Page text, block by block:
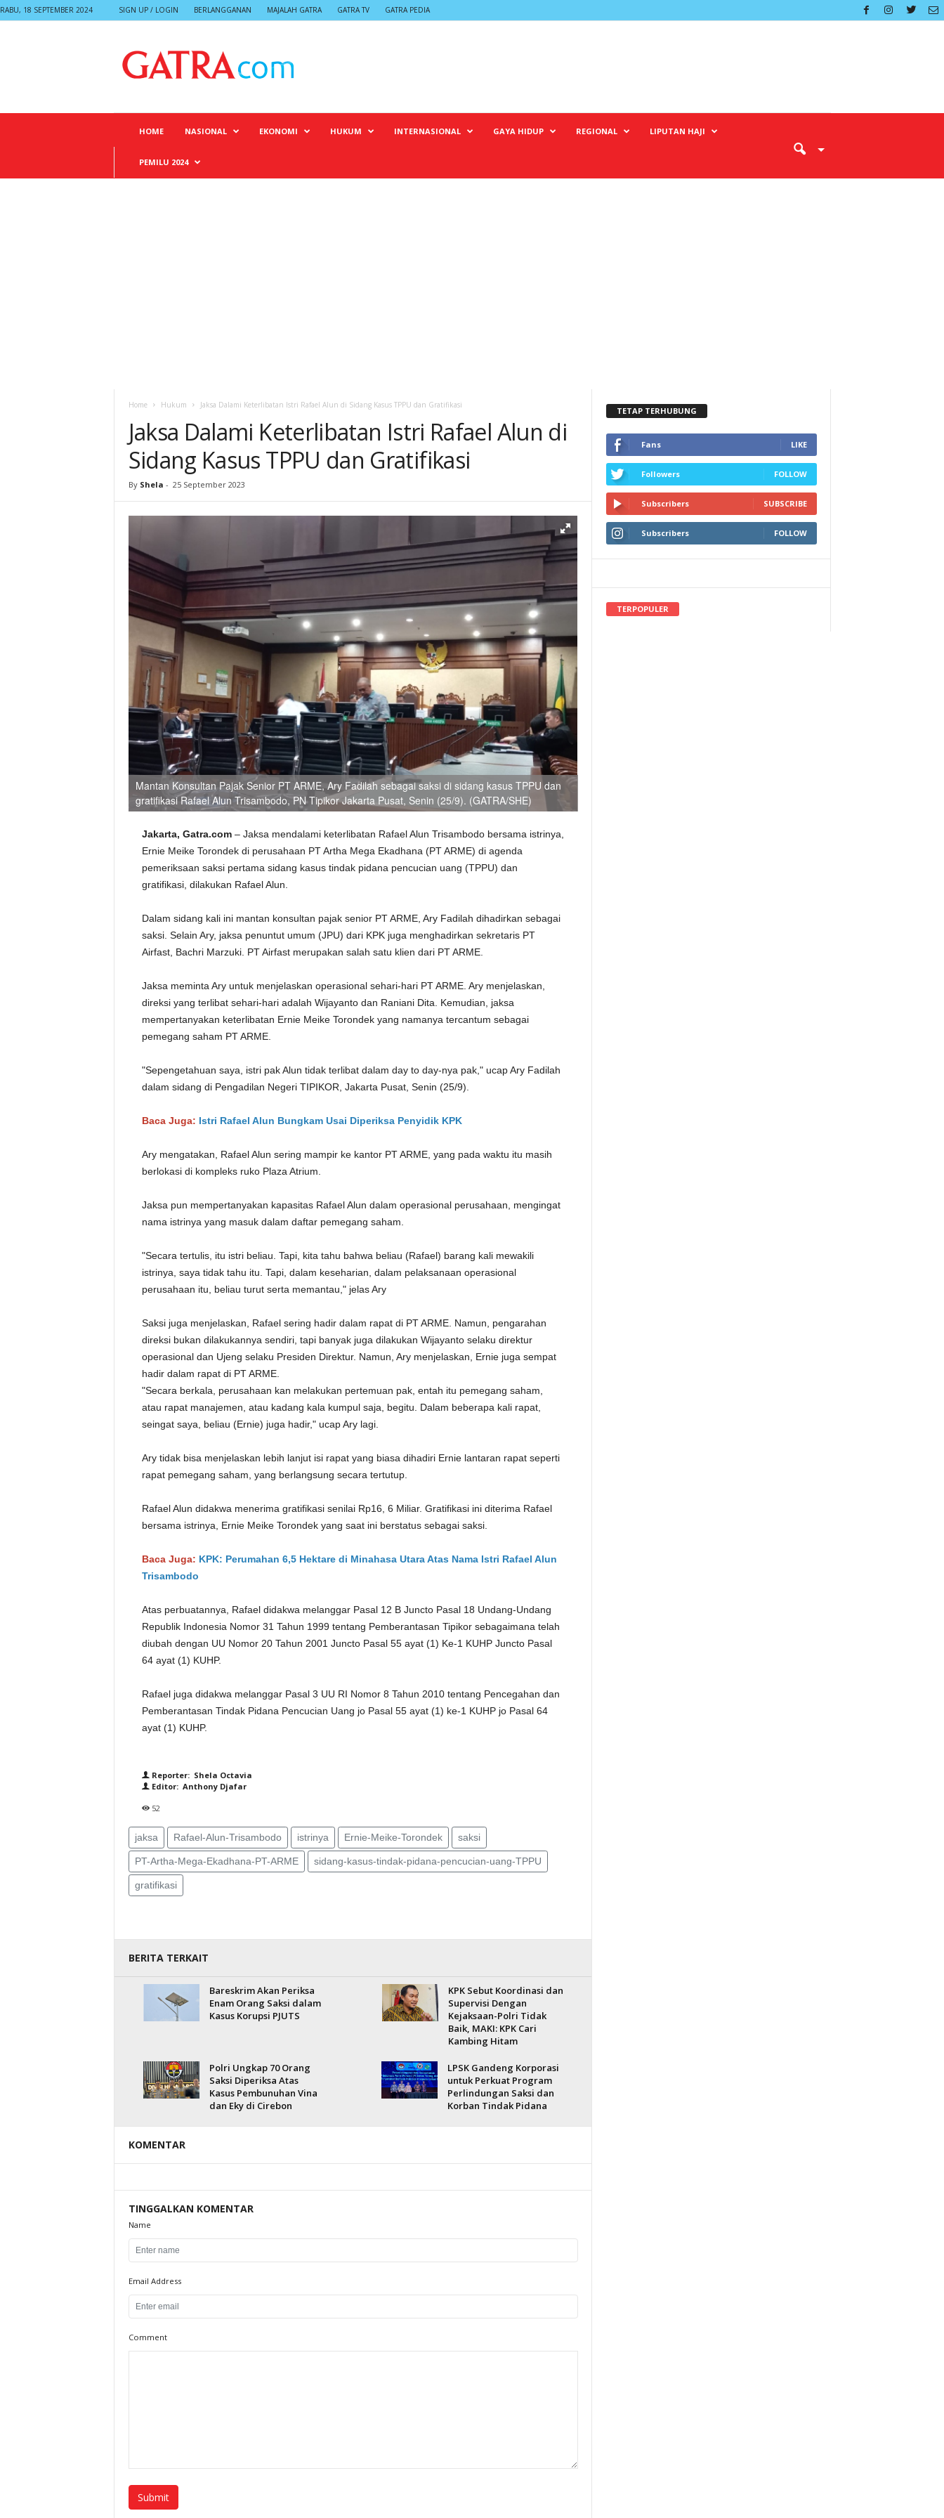
RABU, 18 SEPTEMBER 2024 SIGN UP / LOGIN BERLANGGANAN MAJALAH GATRA GATRA TV GATRA PEDIA
HOME NASIONAL EKONOMI HUKUM INTERNASIONAL GAYA HIDUP REGIONAL LIPUTAN HAJI
PEMILU 2024
Home Hukum Jaksa Dalami Keterlibatan Istri Rafael Alun di Sidang Kasus TPPU dan Gratifikasi
Jaksa Dalami Keterlibatan Istri Rafael Alun di
Sidang Kasus TPPU dan Gratifikasi
By Shela - 25 September 2023
Mantan Konsultan Pajak Senior PT ARME, Ary Fadilah sebagai saksi di sidang kasus TPPU dan
gratifikasi Rafael Alun Trisambodo, PN Tipikor Jakarta Pusat, Senin (25/9). (GATRA/SHE)
Jakarta, Gatra.com – Jaksa mendalami keterlibatan Rafael Alun Trisambodo bersama istrinya,
Ernie Meike Torondek di perusahaan PT Artha Mega Ekadhana (PT ARME) di agenda
pemeriksaan saksi pertama sidang kasus tindak pidana pencucian uang (TPPU) dan
gratifikasi, dilakukan Rafael Alun.
Dalam sidang kali ini mantan konsultan pajak senior PT ARME, Ary Fadilah dihadirkan sebagai
saksi. Selain Ary, jaksa penuntut umum (JPU) dari KPK juga menghadirkan sekretaris PT
Airfast, Bachri Marzuki. PT Airfast merupakan salah satu klien dari PT ARME.
Jaksa meminta Ary untuk menjelaskan operasional sehari-hari PT ARME. Ary menjelaskan,
direksi yang terlibat sehari-hari adalah Wijayanto dan Raniani Dita. Kemudian, jaksa
mempertanyakan keterlibatan Ernie Meike Torondek yang namanya tercantum sebagai
pemegang saham PT ARME.
"Sepengetahuan saya, istri pak Alun tidak terlibat dalam day to day-nya pak," ucap Ary Fadilah
dalam sidang di Pengadilan Negeri TIPIKOR, Jakarta Pusat, Senin (25/9).
Baca Juga: Istri Rafael Alun Bungkam Usai Diperiksa Penyidik KPK
Ary mengatakan, Rafael Alun sering mampir ke kantor PT ARME, yang pada waktu itu masih
berlokasi di kompleks ruko Plaza Atrium.
Jaksa pun mempertanyakan kapasitas Rafael Alun dalam operasional perusahaan, mengingat
nama istrinya yang masuk dalam daftar pemegang saham.
"Secara tertulis, itu istri beliau. Tapi, kita tahu bahwa beliau (Rafael) barang kali mewakili
istrinya, saya tidak tahu itu. Tapi, dalam keseharian, dalam pelaksanaan operasional
perusahaan itu, beliau turut serta memantau," jelas Ary
Saksi juga menjelaskan, Rafael sering hadir dalam rapat di PT ARME. Namun, pengarahan
direksi bukan dilakukannya sendiri, tapi banyak juga dilakukan Wijayanto selaku direktur
operasional dan Ujeng selaku Presiden Direktur. Namun, Ary menjelaskan, Ernie juga sempat
hadir dalam rapat di PT ARME.
"Secara berkala, perusahaan kan melakukan pertemuan pak, entah itu pemegang saham,
atau rapat manajemen, atau kadang kala kumpul saja, begitu. Dalam beberapa kali rapat,
seingat saya, beliau (Ernie) juga hadir," ucap Ary lagi.
Ary tidak bisa menjelaskan lebih lanjut isi rapat yang biasa dihadiri Ernie lantaran rapat seperti
rapat pemegang saham, yang berlangsung secara tertutup.
Rafael Alun didakwa menerima gratifikasi senilai Rp16, 6 Miliar. Gratifikasi ini diterima Rafael
bersama istrinya, Ernie Meike Torondek yang saat ini berstatus sebagai saksi.
Baca Juga: KPK: Perumahan 6,5 Hektare di Minahasa Utara Atas Nama Istri Rafael Alun
Trisambodo
Atas perbuatannya, Rafael didakwa melanggar Pasal 12 B Juncto Pasal 18 Undang-Undang
Republik Indonesia Nomor 31 Tahun 1999 tentang Pemberantasan Tipikor sebagaimana telah
diubah dengan UU Nomor 20 Tahun 2001 Juncto Pasal 55 ayat (1) Ke-1 KUHP Juncto Pasal
64 ayat (1) KUHP.
Rafael juga didakwa melanggar Pasal 3 UU RI Nomor 8 Tahun 2010 tentang Pencegahan dan
Pemberantasan Tindak Pidana Pencucian Uang jo Pasal 55 ayat (1) ke-1 KUHP jo Pasal 64
ayat (1) KUHP.
Reporter: Shela Octavia
Editor: Anthony Djafar
52
jaksa Rafael-Alun-Trisambodo istrinya Ernie-Meike-Torondek saksi
PT-Artha-Mega-Ekadhana-PT-ARME sidang-kasus-tindak-pidana-pencucian-uang-TPPU
gratifikasi
BERITA TERKAIT
Bareskrim Akan Periksa
Enam Orang Saksi dalam
Kasus Korupsi PJUTS
KPK Sebut Koordinasi dan
Supervisi Dengan
Kejaksaan-Polri Tidak
Baik, MAKI: KPK Cari
Kambing Hitam
Polri Ungkap 70 Orang
Saksi Diperiksa Atas
Kasus Pembunuhan Vina
dan Eky di Cirebon
LPSK Gandeng Korporasi
untuk Perkuat Program
Perlindungan Saksi dan
Korban Tindak Pidana
KOMENTAR
TINGGALKAN KOMENTAR
Name
Email Address
Comment
TETAP TERHUBUNG
Fans LIKE
Followers FOLLOW
Subscribers SUBSCRIBE
Subscribers FOLLOW